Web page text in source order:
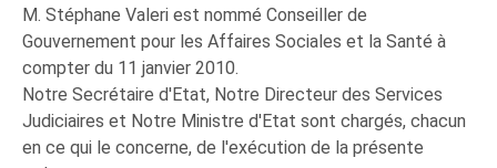
M. Stéphane Valeri est nommé Conseiller de
Gouvernement pour les Affaires Sociales et la Santé à
compter du 11 janvier 2010.
Notre Secrétaire d'Etat, Notre Directeur des Services
Judiciaires et Notre Ministre d'Etat sont chargés, chacun
en ce qui le concerne, de l'exécution de la présente